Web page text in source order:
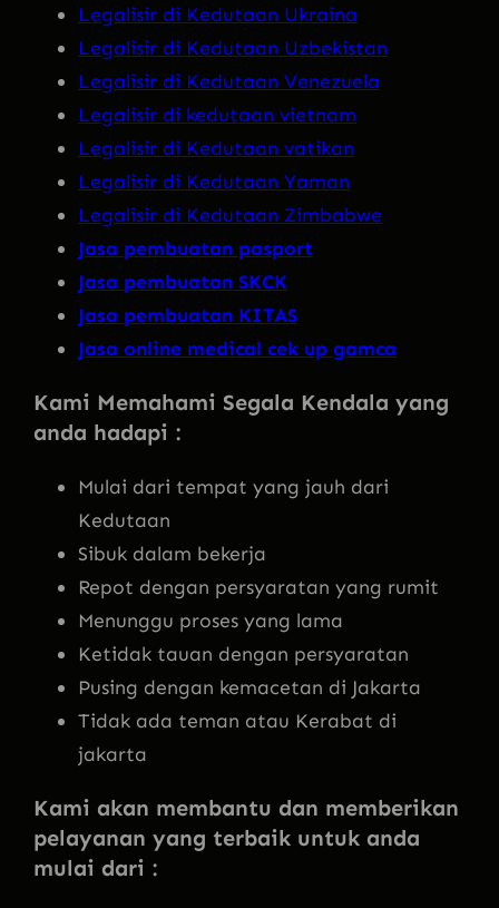
Legalisir di Kedutaan Ukraina
Legalisir di Kedutaan Uzbekistan
Legalisir di Kedutaan Venezuela
Legalisir di kedutaan vietnam
Legalisir di Kedutaan vatikan
Legalisir di Kedutaan Yaman
Legalisir di Kedutaan Zimbabwe
Jasa pembuatan pasport
Jasa pembuatan SKCK
Jasa pembuatan KITAS
Jasa online medical cek up gamca
Kami Memahami Segala Kendala yang
anda hadapi :
Mulai dari tempat yang jauh dari
Kedutaan
Sibuk dalam bekerja
Repot dengan persyaratan yang rumit
Menunggu proses yang lama
Ketidak tauan dengan persyaratan
Pusing dengan kemacetan di Jakarta
Tidak ada teman atau Kerabat di
jakarta
Kami akan membantu dan memberikan
pelayanan yang terbaik untuk anda
mulai dari :